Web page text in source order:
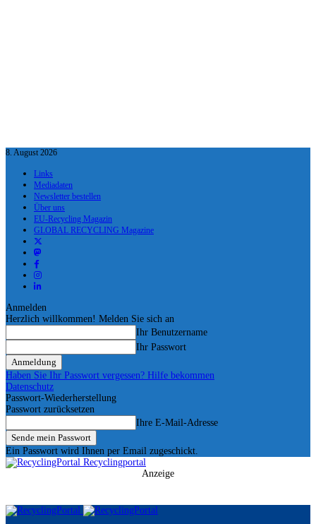
8. August 2026
Links
Mediadaten
Newsletter bestellen
Über uns
EU-Recycling Magazin
GLOBAL RECYCLING Magazine
Anmelden
Herzlich willkommen! Melden Sie sich an
Ihr Benutzername
Ihr Passwort
Haben Sie Ihr Passwort vergessen? Hilfe bekommen
Datenschutz
Passwort-Wiederherstellung
Passwort zurücksetzen
Ihre E-Mail-Adresse
Ein Passwort wird Ihnen per Email zugeschickt.
Recyclingportal
Anzeige